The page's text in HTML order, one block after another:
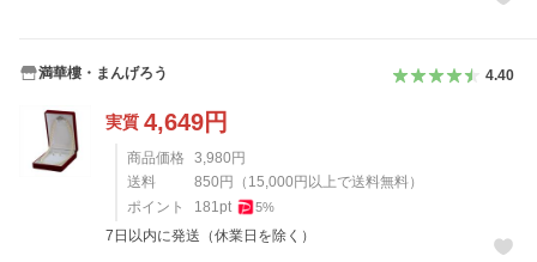
満華樓・まんげろう 4.40
実質 4,649円
商品価格 3,980 円
送料
850 円 （ 15,000 円以上で送料無料）
ポイント
181pt 5%
7日以内に発送（休業日を除く）